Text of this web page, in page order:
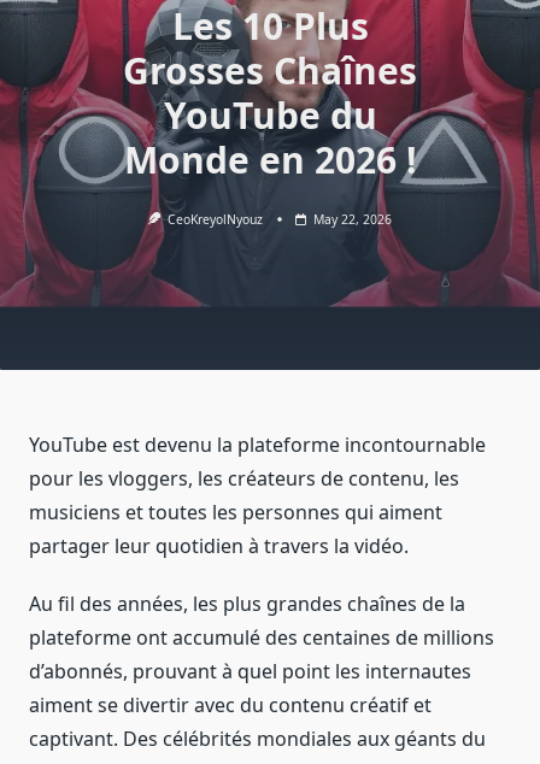
Les 10 Plus
Grosses Chaînes
YouTube du
Monde en 2026 !
CeoKreyolNyouz May 22, 2026
YouTube est devenu la plateforme incontournable
pour les vloggers, les créateurs de contenu, les
musiciens et toutes les personnes qui aiment
partager leur quotidien à travers la vidéo.
Au fil des années, les plus grandes chaînes de la
plateforme ont accumulé des centaines de millions
d’abonnés, prouvant à quel point les internautes
aiment se divertir avec du contenu créatif et
captivant. Des célébrités mondiales aux géants du